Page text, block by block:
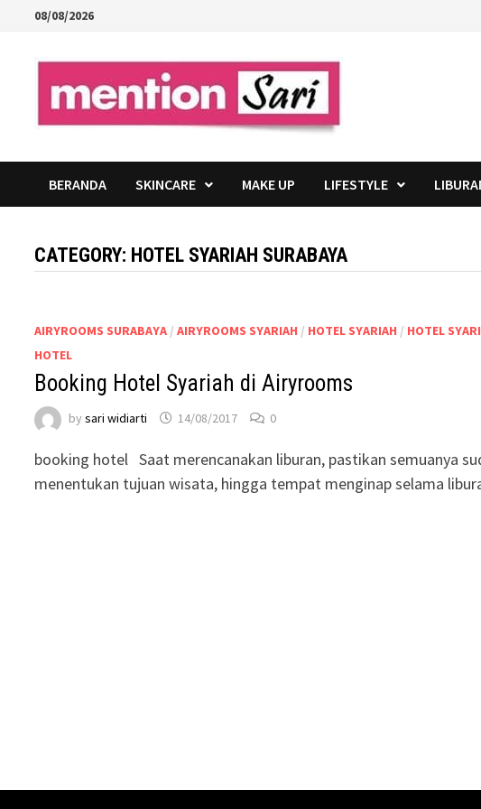
content
08/08/2026
BERANDA SKINCARE MAKE UP LIFESTYLE
CATEGORY: HOTEL SYARIAH SURABAYA
AIRYROOMS SURABAYA /AIRYROOMS SYARIAH / HOTEL SYARIAH / HOTEL
HOTEL
Booking Hotel Syariah di Airyrooms
bysari widiarti 14/08/2017 0
booking hotel Saat merencanakan liburan, pastikan semuanya
menentukan tujuan wisata, hingga tempat menginap selama